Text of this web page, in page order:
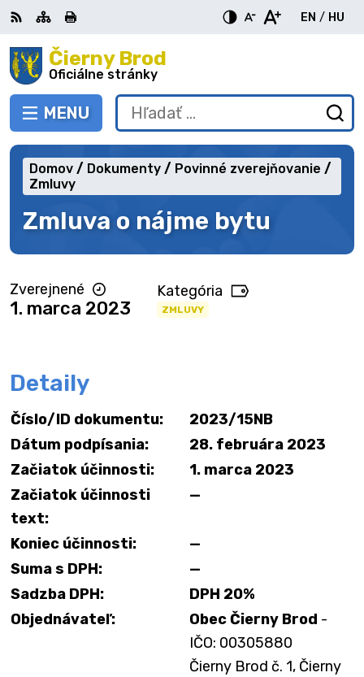
Preskočiť
na
obsah Čierny Brod
Oficiálne stránky
PREPNÚŤ
MENU
RSS MapaTlačiť
EN
English
/ HU
Hľadať:
Zmluva o nájme bytu
Domov Dokumenty
Povinné zverejňovanie
Zmluvy
Zverejnené
1. marca 2023
Kategória
ZMLUVY
Detaily
Číslo/ID dokumentu:
2023/15NB
Dátum podpísania:
28. februára 2023
Začiatok účinnosti:
1. marca 2023
Začiatok účinnosti
text:
—
Koniec účinnosti:
—
Suma s DPH:
—
Sadzba DPH:
DPH 20%
Objednávateľ:
Obec Čierny Brod -
IČO: 00305880
Čierny Brod č. 1, Čierny